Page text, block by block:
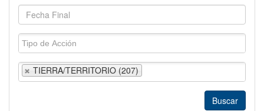
TIERRA/TERRITORIO (207)